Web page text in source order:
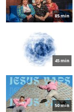
85 min
45 min
50 min